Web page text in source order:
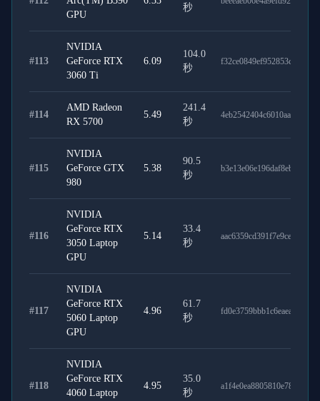
GPU
秒
#113
NVIDIA
GeForce RTX
3060 Ti
6.09
104.0
秒
f32ce0849ef952853c78
#114
AMD Radeon
RX 5700
5.49
241.4
秒
4eb2542404c6010aa3ab
#115
NVIDIA
GeForce GTX
980
5.38
90.5
秒
b3e13e06e196daf8eb86
#116
NVIDIA
GeForce RTX
3050 Laptop
GPU
5.14
33.4
秒
aac6359cd391f7e9cea6
#117
NVIDIA
GeForce RTX
5060 Laptop
GPU
4.96
61.7
秒
fd0e3759bbb1c6eaeac1
#118
NVIDIA
GeForce RTX
4060 Laptop
4.95
35.0
秒
a1f4e0ea8805810e78a6